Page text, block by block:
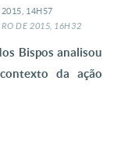
2015, 14H57
DE2015, 16H32
Bispos analisou
da ação